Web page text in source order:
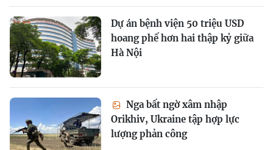
Dự án bệnh viện 50 triệu USD
hoang phế hơn hai thập kỷ giữa
Hà Nội
Nga bất ngờ xâm nhập
Orikhiv, Ukraine tập hợp lực
lượng phản công